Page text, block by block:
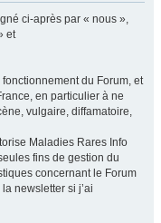
ci-après par « nous »,
et
du Forum, et
en particulier à ne
vulgaire, diffamatoire,
Maladies Rares Info
fins de gestion du
concernant le Forum
newsletter si j’ai